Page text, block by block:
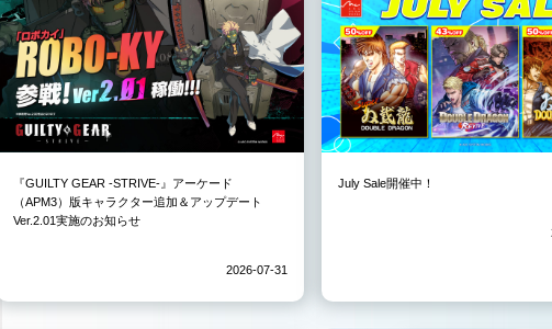
『GUILTY GEAR -STRIVE-』アーケード
（APM3）版キャラクター追加＆アップデート
Ver.2.01実施のお知らせ
2026-07-31
July Sale開催中！